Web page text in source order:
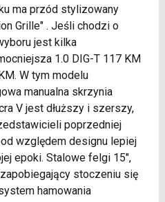
ma przód stylizowany
Grille" . Jeśli chodzi o
jest kilka
1.0 DIG-T 117 KM
W tym modelu
manualna skrzynia
V jest dłuższy i szerszy,
poprzedniej
względem designu lepiej
epoki. Stalowe felgi 15",
stoczeniu się
hamowania